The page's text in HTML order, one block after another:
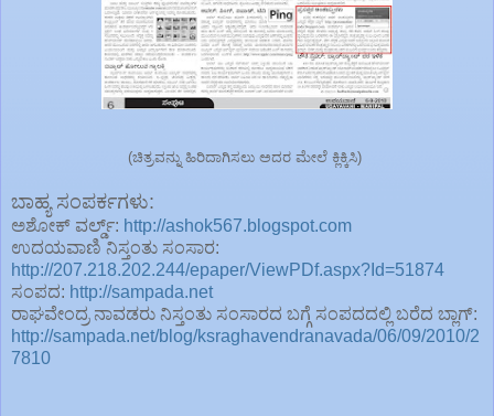
(ಚಿತ್ರವನ್ನು ಹಿರಿದಾಗಿಸಲು ಅದರ ಮೇಲೆ ಕ್ಲಿಕ್ಕಿಸಿ)
ಬಾಹ್ಯ ಸಂಪರ್ಕಗಳು:
ಅಶೋಕ್ ವರ್ಲ್ಡ್: http://ashok567.blogspot.com
ಉದಯವಾಣಿ ನಿಸ್ತಂತು ಸಂಸಾರ:
http://207.218.202.244/epaper/ViewPDf.aspx?Id=51874
ಸಂಪದ: http://sampada.net
ರಾಘವೇಂದ್ರ ನಾವಡರು ನಿಸ್ತಂತು ಸಂಸಾರದ ಬಗ್ಗೆ ಸಂಪದದಲ್ಲಿ ಬರೆದ ಬ್ಲಾಗ್:
http://sampada.net/blog/ksraghavendranavada/06/09/2010/2
7810